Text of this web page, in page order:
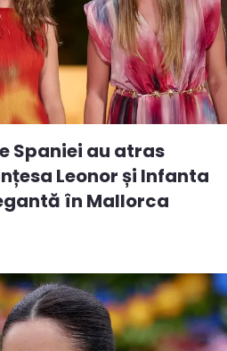
Spaniei au atras
Leonor și Infanta
în Mallorca